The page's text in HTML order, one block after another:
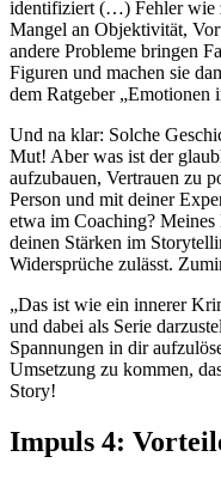
identifiziert (…) Fehler wie
Mangel an Objektivität,
andere Probleme bringen
Figuren und machen sie
dem Ratgeber „Emotionen
Und na klar: Solche
Mut! Aber was ist der
aufzubauen, Vertrauen zu
Person und mit deiner
etwa im Coaching? Meines
deinen Stärken im
Widersprüche zulässt.
„Das ist wie ein innerer
und dabei als Serie
Spannungen in dir
Umsetzung zu kommen,
Story!
Impuls 4: